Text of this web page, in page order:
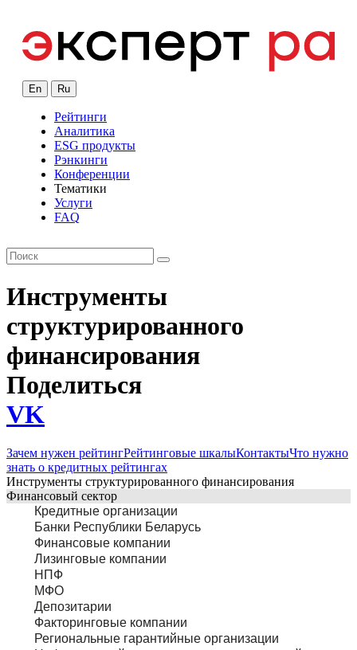
En Ru
Рейтинги
Аналитика
ESG продукты
Рэнкинги
Конференции
Тематики
Услуги
FAQ
Инструменты
структурированного
финансирования
Поделиться
VK
Зачем нужен рейтингРейтинговые шкалыКонтактыЧто нужно
знать о кредитных рейтингах
Инструменты структурированного финансирования
Финансовый сектор
Кредитные организации
Банки Республики Беларусь
Финансовые компании
Лизинговые компании
НПФ
МФО
Депозитарии
Факторинговые компании
Региональные гарантийные организации